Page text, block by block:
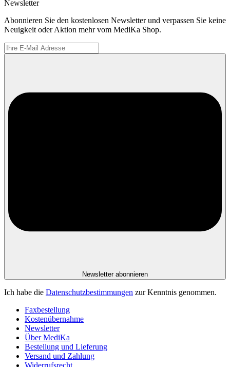
Newsletter
Abonnieren Sie den kostenlosen Newsletter und verpassen Sie keine
Neuigkeit oder Aktion mehr vom MediKa Shop.
Newsletter abonnieren
Ich habe die Datenschutzbestimmungen zur Kenntnis genommen.
Faxbestellung
Kostenübernahme
Newsletter
Über MediKa
Bestellung und Lieferung
Versand und Zahlung
Widerrufsrecht